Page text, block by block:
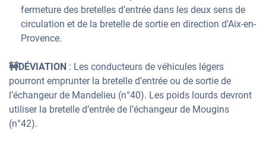
fermeture des bretelles d’entrée dans les deux sens de
circulation et de la bretelle de sortie en direction d’Aix-en-
Provence.
🚧DÉVIATION : Les conducteurs de véhicules légers
pourront emprunter la bretelle d’entrée ou de sortie de
l’échangeur de Mandelieu (n°40). Les poids lourds devront
utiliser la bretelle d’entrée de l’échangeur de Mougins
(n°42).